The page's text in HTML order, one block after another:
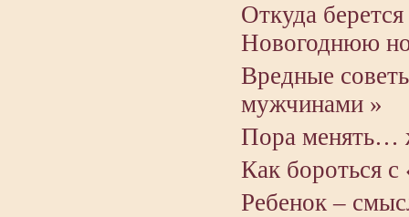
Откуда
Новогоднюю
Вредные
мужчинами »
Пора менять…
Как бороться
Ребенок –